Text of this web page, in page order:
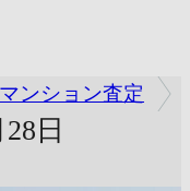
マンション査定
日